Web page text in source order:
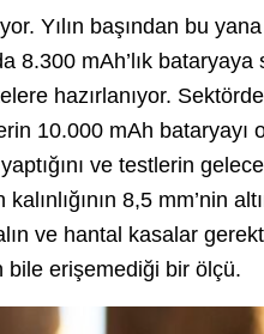
Yılın başından bu
8.300 mAh’lık
hazırlanıyor.
10.000 mAh bataryayı
ve testlerin
8,5 mm’nin
ve hantal kasalar
bile erişemediği bir ölçü.